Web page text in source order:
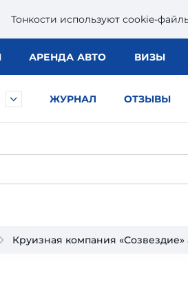
Тонкости используют сookie-
АРЕНДА АВТО ВИЗЫ
ЖУРНАЛ ОТЗЫВЫ
Круизная компания